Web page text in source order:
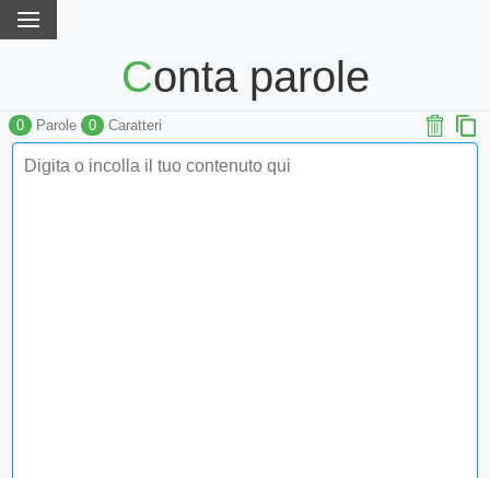
Conta parole
0 Parole 0 Caratteri